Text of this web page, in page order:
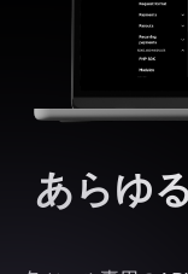
あらゆ